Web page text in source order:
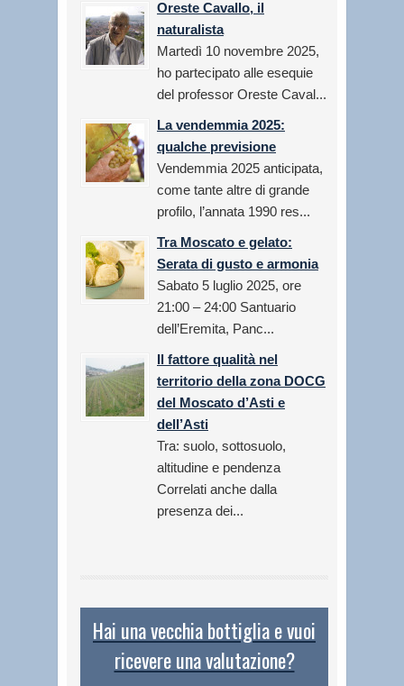
Oreste Cavallo, il
naturalista
Martedì 10 novembre 2025,
ho partecipato alle esequie
del professor Oreste Caval...
La vendemmia 2025:
qualche previsione
Vendemmia 2025 anticipata,
come tante altre di grande
profilo, l’annata 1990 res...
Tra Moscato e gelato:
Serata di gusto e armonia
Sabato 5 luglio 2025, ore
21:00 – 24:00 Santuario
dell’Eremita, Panc...
Il fattore qualità nel
territorio della zona DOCG
del Moscato d’Asti e
dell’Asti
Tra: suolo, sottosuolo,
altitudine e pendenza
Correlati anche dalla
presenza dei...
Hai una vecchia bottiglia e vuoi
ricevere una valutazione?